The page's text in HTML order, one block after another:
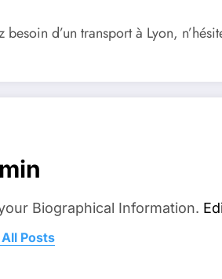
d’un transport à Lyon,
Biographical Information.
Posts